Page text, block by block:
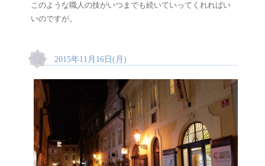
このような職人の技がいつまでも続いていってくれればい
いのですが。
2015年11月16日(月)